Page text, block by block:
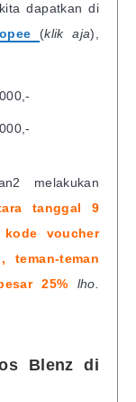
dapatkan di
(klik aja),
melakukan
tanggal 9
kode voucher
teman-teman
25% lho.
Blenz di